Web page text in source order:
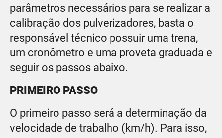
parâmetros necessários para se realizar a
calibração dos pulverizadores, basta o
responsável técnico possuir uma trena,
um cronômetro e uma proveta graduada e
seguir os passos abaixo.
PRIMEIRO PASSO
O primeiro passo será a determinação da
velocidade de trabalho (km/h). Para isso,